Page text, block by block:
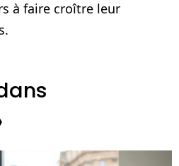
à faire croître leur